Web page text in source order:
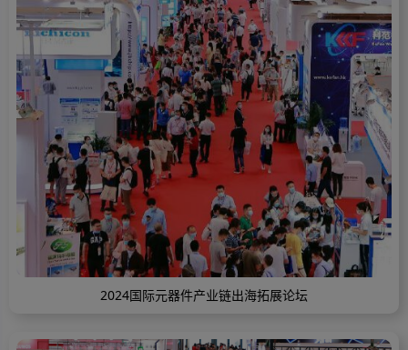
2024国际元器件产业链出海拓展论坛